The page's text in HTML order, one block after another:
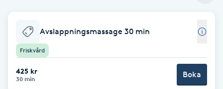
Balayage
Bambumassage
Avslappningsmassage 30 min
Friskvård
425 kr
30 min Boka